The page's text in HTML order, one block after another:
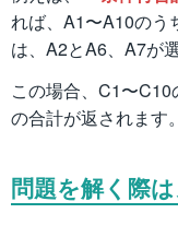
れば、A1〜A10のう
は、A2とA6、A7が
この場合、C1〜
の合計が返されます。
問題を解く際